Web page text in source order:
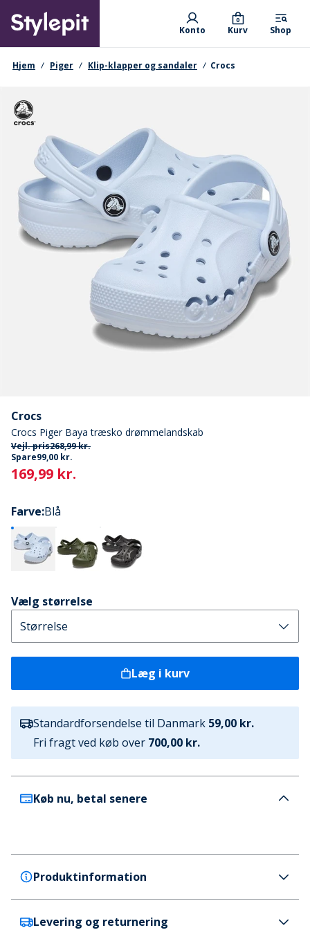
main
content
Primary departments
Konto Kurv
0
Shop
navigationssti
Hjem Piger Klip-klapper og sandaler Crocs
Crocs
Crocs Piger Baya træsko drømmelandskab
Vejl. pris268,99 kr.
Spare99,00 kr.
Current
169,99 kr.
Farve:Blå
Vælg størrelse
Læg i kurv
Standardforsendelse til Danmark 59,00 kr.
Fri fragt ved køb over 700,00 kr.
Køb nu, betal senere
Produktinformation
Crocs
Levering og returnering